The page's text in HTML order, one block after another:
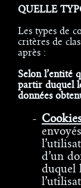
QUELLE
Les types de
critères de
après :
Selon l’entité
partir duquel
données
d’un
duquel